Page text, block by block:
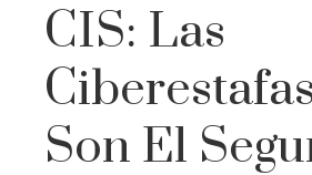
CIS: Las
Son El